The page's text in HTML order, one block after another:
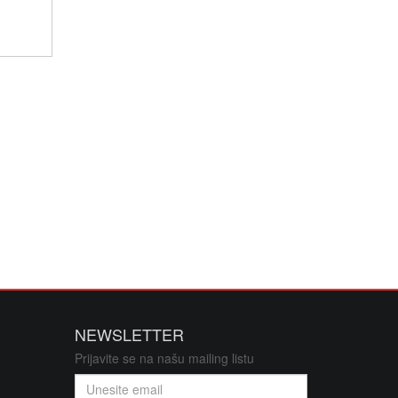
NEWSLETTER
Prijavite se na našu mailing listu